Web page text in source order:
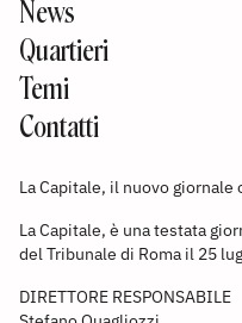
News
Quartieri
Temi
Contatti
La Capitale, il nuovo giornale
La Capitale, è una testata
del Tribunale di Roma il 25
DIRETTORE RESPONSABILE